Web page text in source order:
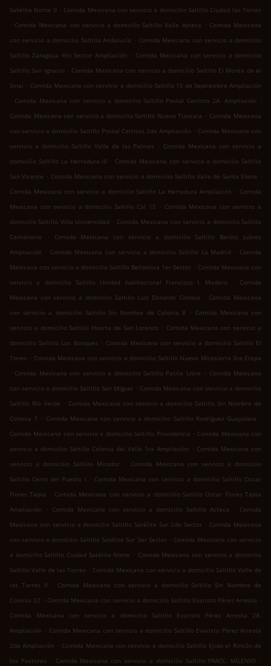
Satélite Norte II . Comida Mexicana con servicio a domicilio Saltillo Ciudad las Torres
. Comida Mexicana con servicio a domicilio Saltillo Valle Azteca . Comida Mexicana
con servicio a domicilio Saltillo Andalucía . Comida Mexicana con servicio a domicilio
Saltillo Zaragoza 4to Sector Ampliación . Comida Mexicana con servicio a domicilio
Saltillo San Ignacio . Comida Mexicana con servicio a domicilio Saltillo El Monte de el
Sinaí . Comida Mexicana con servicio a domicilio Saltillo 15 de Septiembre Ampliación
. Comida Mexicana con servicio a domicilio Saltillo Postal Cerritos 2A. Ampliación .
Comida Mexicana con servicio a domicilio Saltillo Nueva Tlaxcala . Comida Mexicana
con servicio a domicilio Saltillo Postal Cerritos 2da Ampliación . Comida Mexicana con
servicio a domicilio Saltillo Valle de las Palmas
. Comida Mexicana con servicio a
domicilio Saltillo La Herradura III . Comida Mexicana con servicio a domicilio Saltillo
San Vicente . Comida Mexicana con servicio a domicilio Saltillo Valle de Santa Elena .
Comida Mexicana con servicio a domicilio Saltillo La Herradura Ampliación . Comida
Mexicana con servicio a domicilio Saltillo Col 15 . Comida Mexicana con servicio a
domicilio Saltillo Villa Universidad . Comida Mexicana con servicio a domicilio Saltillo
Centenario
.
Comida Mexicana con servicio a domicilio Saltillo Benito Juárez
Ampliación . Comida Mexicana con servicio a domicilio Saltillo La Madrid . Comida
Mexicana con servicio a domicilio Saltillo Bellavista 1er Sector . Comida Mexicana con
servicio a domicilio Saltillo Unidad habitacional Francisco I. Madero
.
Comida
Mexicana con servicio a domicilio Saltillo Luis Donaldo Colosio
. Comida Mexicana
con servicio a domicilio Saltillo Sin Nombre de Colonia 8
. Comida Mexicana con
servicio a domicilio Saltillo Huerta de San Lorenzo . Comida Mexicana con servicio a
domicilio Saltillo Los Bosques . Comida Mexicana con servicio a domicilio Saltillo El
Toreo . Comida Mexicana con servicio a domicilio Saltillo Nueva Mirasierra 3ra Etapa
. Comida Mexicana con servicio a domicilio Saltillo Patria Libre . Comida Mexicana
con servicio a domicilio Saltillo San Miguel . Comida Mexicana con servicio a domicilio
Saltillo Río Verde . Comida Mexicana con servicio a domicilio Saltillo Sin Nombre de
Colonia 7 . Comida Mexicana con servicio a domicilio Saltillo Rodríguez Guayulera .
Comida Mexicana con servicio a domicilio Saltillo Providencia . Comida Mexicana con
servicio a domicilio Saltillo Colonia del Valle 1ra Ampliación . Comida Mexicana con
servicio a domicilio Saltillo Mirador
.
Comida Mexicana con servicio a domicilio
Saltillo Cerro del Pueblo I . Comida Mexicana con servicio a domicilio Saltillo Oscar
Flores Tapia
. Comida Mexicana con servicio a domicilio Saltillo Oscar Flores Tapia
Ampliación
. Comida Mexicana con servicio a domicilio Saltillo Azteca . Comida
Mexicana con servicio a domicilio Saltillo Satélite Sur 2do Sector . Comida Mexicana
con servicio a domicilio Saltillo Satélite Sur 3er Sector . Comida Mexicana con servicio
a domicilio Saltillo Ciudad Satélite Norte . Comida Mexicana con servicio a domicilio
Saltillo Valle de las Torres . Comida Mexicana con servicio a domicilio Saltillo Valle de
las Torres II
. Comida Mexicana con servicio a domicilio Saltillo Sin Nombre de
Colonia 32 . Comida Mexicana con servicio a domicilio Saltillo Evaristo Pérez Arreola .
Comida Mexicana con servicio a domicilio Saltillo Evaristo Pérez Arreola 2A.
Ampliación . Comida Mexicana con servicio a domicilio Saltillo Evaristo Pérez Arreola
2da Ampliación . Comida Mexicana con servicio a domicilio Saltillo Ejido el Rincón de
los Pastores
. Comida Mexicana con servicio a domicilio Saltillo FRACC. MILENIO
.